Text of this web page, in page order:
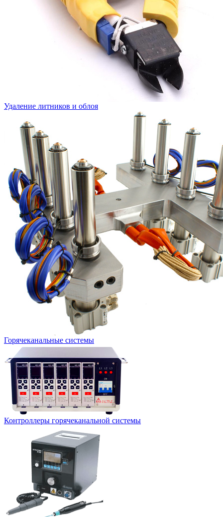
Удаление литников и облоя
Горячеканальные системы
Контроллеры горячеканальной системы